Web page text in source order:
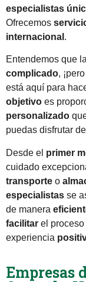
especialistas
Ofrecemos
internacional .
Entendemos que
complicado,
está aquí para
objetivo es
personalizado
puedas disfrutar
Desde el primer
cuidado
transporte o
especialistas se
de manera
facilitar el proceso
experiencia
Empresas